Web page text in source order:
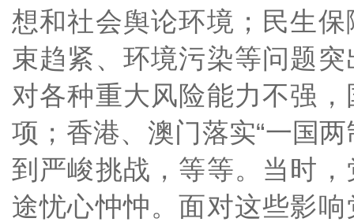
想和社会舆论环境；民生
束趋紧、环境污染等问题
对各种重大风险能力不强
项；香港、澳门落实“一国
到严峻挑战，等等。当时
途忧心忡忡。面对这些影